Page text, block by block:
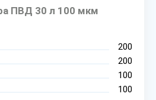
ПВД 30 л 100 мкм
200
200
100
100